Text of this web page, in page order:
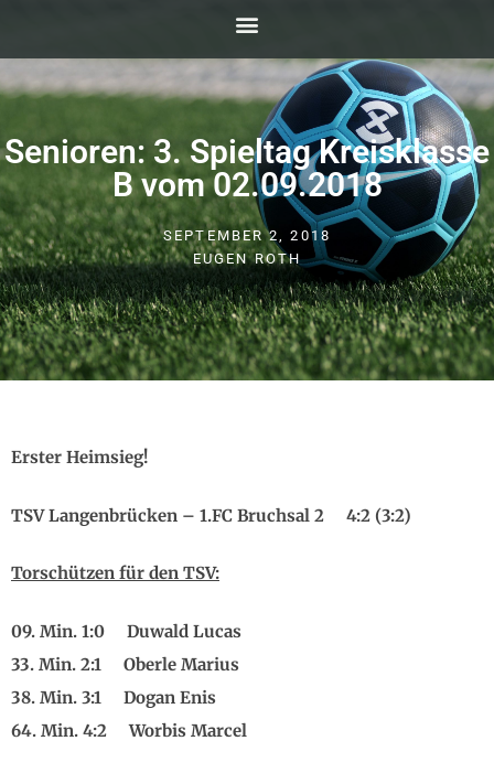
Senioren: 3. Spieltag Kreisklasse
B vom 02.09.2018
SEPTEMBER 2, 2018
EUGEN ROTH
Erster Heimsieg!
TSV Langenbrücken – 1.FC Bruchsal 2 4:2 (3:2)
Torschützen für den TSV:
09. Min. 1:0 Duwald Lucas
33. Min. 2:1 Oberle Marius
38. Min. 3:1 Dogan Enis
64. Min. 4:2 Worbis Marcel